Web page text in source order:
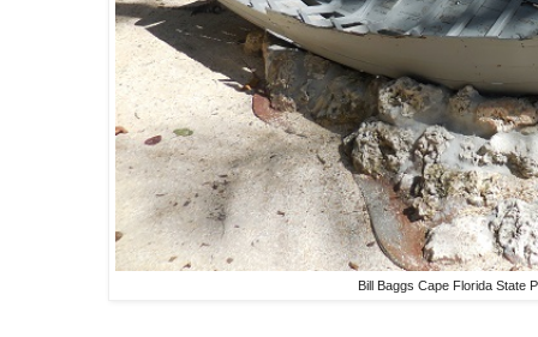
Bill Baggs Cape Florida State